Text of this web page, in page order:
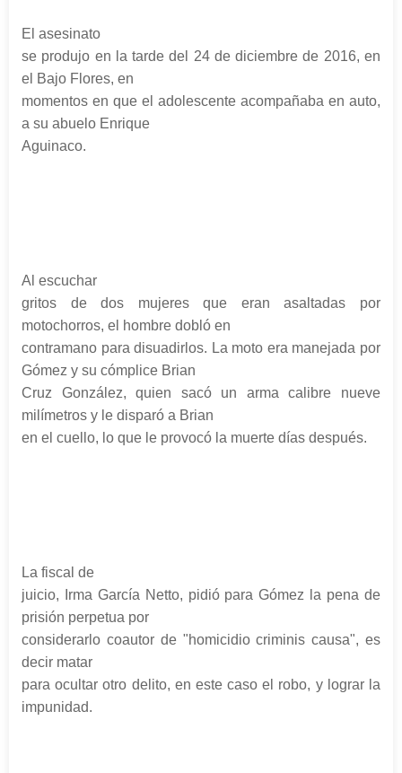
El asesinato
se produjo en la tarde del 24 de diciembre de 2016, en
el Bajo Flores, en
momentos en que el adolescente acompañaba en auto,
a su abuelo Enrique
Aguinaco.
Al escuchar
gritos de dos mujeres que eran asaltadas por
motochorros, el hombre dobló en
contramano para disuadirlos. La moto era manejada por
Gómez y su cómplice Brian
Cruz González, quien sacó un arma calibre nueve
milímetros y le disparó a Brian
en el cuello, lo que le provocó la muerte días después.
La fiscal de
juicio, Irma García Netto, pidió para Gómez la pena de
prisión perpetua por
considerarlo coautor de "homicidio criminis causa", es
decir matar
para ocultar otro delito, en este caso el robo, y lograr la
impunidad.